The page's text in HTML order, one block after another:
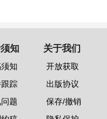
知
知
踪
题
关于我们
开放获取
出版协议
保存/撤销